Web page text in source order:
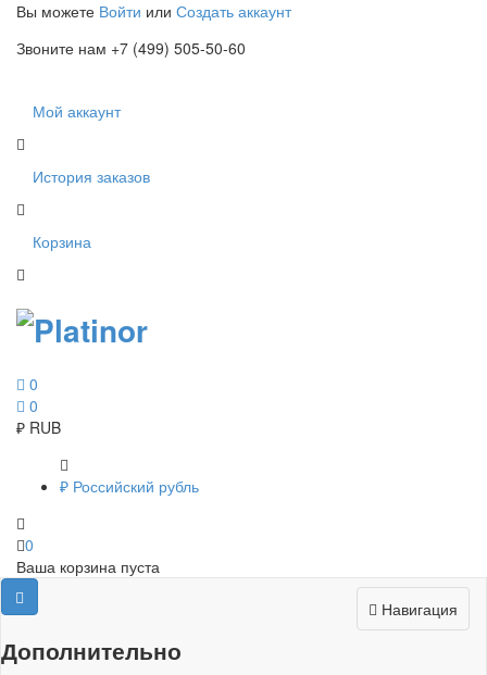
Вы можете Войти или Создать аккаунт
Звоните нам +7 (499) 505-50-60
Мой аккаунт
История заказов
Корзина
0
0
₽ RUB
₽ Российский рубль
0
Ваша корзина пуста
Навигация
Дополнительно